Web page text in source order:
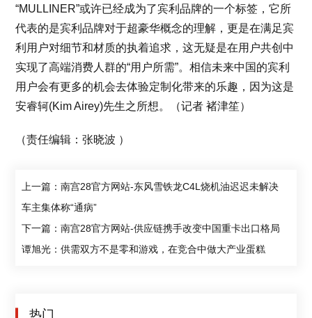
“MULLINER”或许已经成为了宾利品牌的一个标签，它所
代表的是宾利品牌对于超豪华概念的理解，更是在满足宾
利用户对细节和材质的执着追求，这无疑是在用户共创中
实现了高端消费人群的“用户所需”。相信未来中国的宾利
用户会有更多的机会去体验定制化带来的乐趣，因为这是
安睿轲(Kim Airey)先生之所想。（记者 褚津笙）
（责任编辑：张晓波 ）
上一篇：南宫28官方网站-东风雪铁龙C4L烧机油迟迟未解决
车主集体称“通病”
下一篇：南宫28官方网站-供应链携手改变中国重卡出口格局
谭旭光：供需双方不是零和游戏，在竞合中做大产业蛋糕
热门